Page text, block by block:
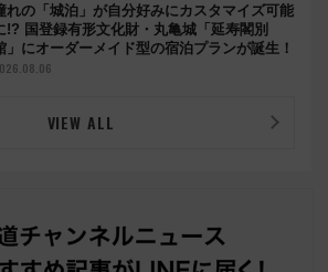
れの「城泊」が自分好みにカスタマイズ可能
!? 国登録有形文化財・丸亀城「延寿閣別
」にオーダーメイド型の宿泊プランが誕生！
VIEW ALL